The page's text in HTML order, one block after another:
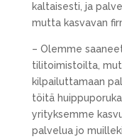
kaltaisesti, ja
mutta kasvavan
– Olemme
tilitoimistoilta,
kilpailuttamaan
töitä
yrityksemme
palvelua jo